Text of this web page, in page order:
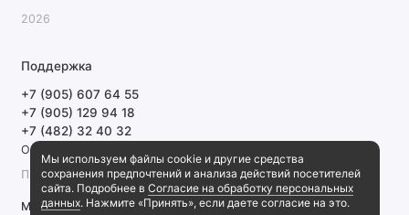
Мы используем файлы cookie и другие средства
сохранения предпочтений и анализа действий посетителей
сайта. Подробнее в Согласие на обработку персональных
данных. Нажмите «Принять», если даете согласие на это.
2026
Поддержка
+7 (905) 607 64 55
+7 (905) 129 94 18
+7 (482) 32 40 32
Обратный звонок
ПН-ПТ 9:00-18:00 СБ, ВС выходной
Мы в сети